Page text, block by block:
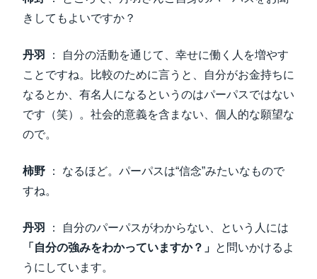
きしてもよいですか？
丹羽
： 自分の活動を通じて、幸せに働く人を増やす
ことですね。比較のために言うと、自分がお金持ちに
なるとか、有名人になるというのはパーパスではない
です（笑）。社会的意義を含まない、個人的な願望な
ので。
柿野 ： なるほど。パーパスは“信念”みたいなもので
すね。
丹羽
： 自分のパーパスがわからない、という人には
「自分の強みをわかっていますか？」 と問いかけるよ
うにしています。